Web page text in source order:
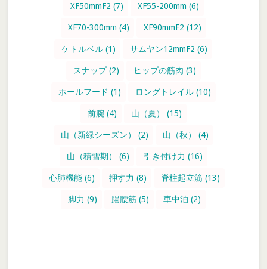
XF50mmF2 (7) XF55-200mm (6)
XF70-300mm (4) XF90mmF2 (12)
ケトルベル (1) サムヤン12mmF2 (6)
スナップ(2) ヒップの筋肉 (3)
ホールフード (1) ロングトレイル(10)
前腕(4) 山（夏） (15)
山（新緑シーズン） (2) 山（秋） (4)
山（積雪期） (6) 引き付け力 (16)
心肺機能 (6) 押す力 (8) 脊柱起立筋 (13)
脚力 (9) 腸腰筋 (5) 車中泊 (2)